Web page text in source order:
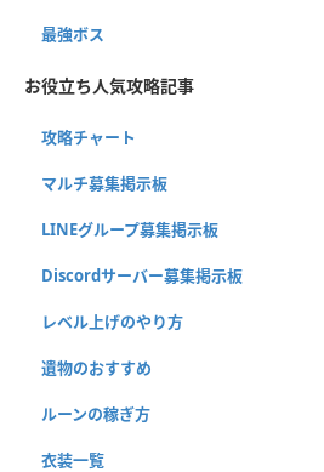
最強ボス
お役立ち人気攻略記事
攻略チャート
マルチ募集掲示板
LINEグループ募集掲示板
Discordサーバー募集掲示板
レベル上げのやり方
遺物のおすすめ
ルーンの稼ぎ方
衣装一覧